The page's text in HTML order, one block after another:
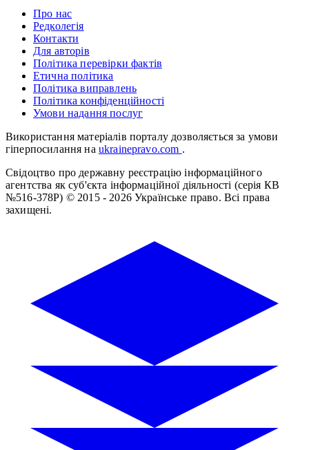
Про нас
Редколегія
Контакти
Для авторів
Політика перевірки фактів
Етична політика
Політика виправлень
Політика конфіденційності
Умови надання послуг
Використання матеріалів порталу дозволяється за умови
гіперпосилання на ukrainepravo.com .
Свідоцтво про державну реєстрацію інформаційного
агентства як суб'єкта інформаційної діяльності (серія КВ
№516-378Р) © 2015 - 2026 Українське право. Всі права
захищені.